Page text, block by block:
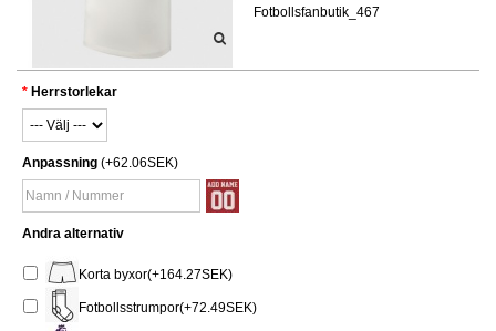
Fotbollsfanbutik_467
Herrstorlekar
Anpassning (+62.06SEK)
Andra alternativ
Korta byxor(+164.27SEK)
Fotbollsstrumpor(+72.49SEK)